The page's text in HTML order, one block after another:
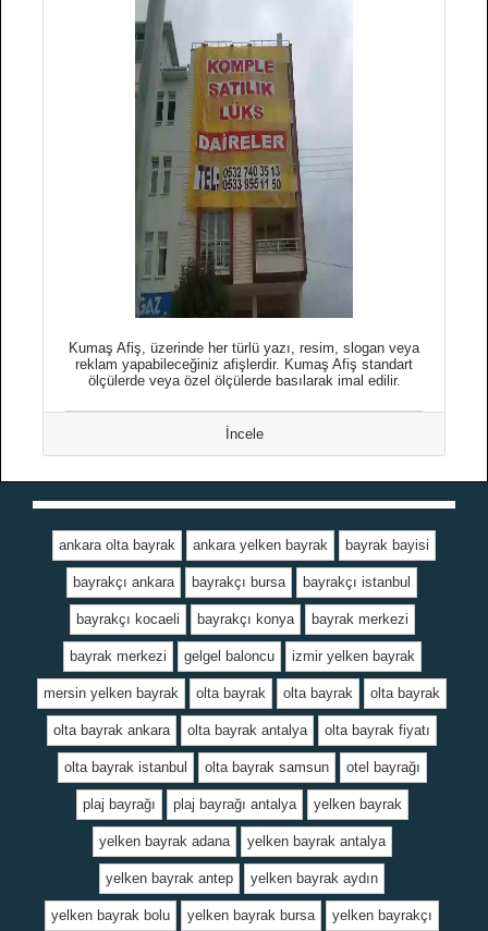
Kumaş Afiş, üzerinde her türlü yazı, resim, slogan veya
reklam yapabileceğiniz afişlerdir. Kumaş Afiş standart
ölçülerde veya özel ölçülerde basılarak imal edilir.
İncele
ankara olta bayrak ankara yelken bayrak bayrak bayisi
bayrakçı ankara bayrakçı bursa bayrakçı istanbul
bayrakçı kocaeli bayrakçı konya bayrak merkezi
bayrak merkezi gelgel baloncu izmir yelken bayrak
mersin yelken bayrak olta bayrak olta bayrak olta bayrak
olta bayrak ankara olta bayrak antalya olta bayrak fiyatı
olta bayrak istanbul olta bayrak samsun otel bayrağı
plaj bayrağı plaj bayrağı antalya yelken bayrak
yelken bayrak adana yelken bayrak antalya
yelken bayrak antep yelken bayrak aydın
yelken bayrak bolu yelken bayrak bursa yelken bayrakçı